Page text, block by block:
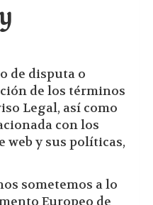
de disputa o
de los términos
Legal, así como
con los
web y sus políticas,
sometemos a lo
Europeo de